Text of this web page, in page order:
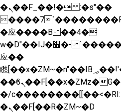
�ܢ��F_��!� :�s"��
����7`��������F
�应����B ��4�
w�D"��IJ�׭�-`������S��9�Dr�ji��EJ߅��gJ�
应��
矁[��x�ZM~�n"��IB؃��!'����Тѕ��+��(m��IK�ʭ�/|
��ϐܢ��F[��x�ZMz�G�� %嬩
�/
�ܢ��F[��R�ZM~�DSkip